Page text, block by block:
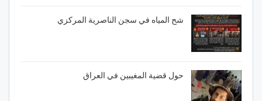
شح المياه في سجن الناصرية المركزي
حول قضية المغيبين في العراق